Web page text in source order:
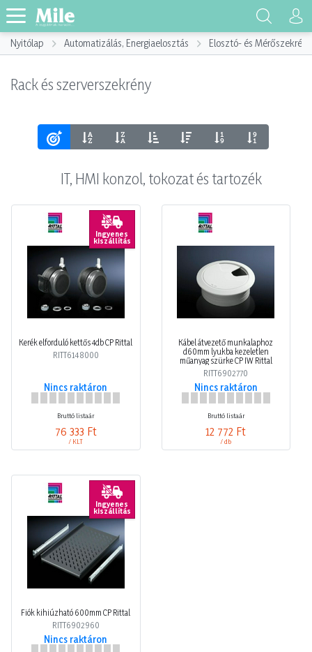
Nyitólap Automatizálás, Energiaelosztás Elosztó- és Mérőszekrény
Rack és szerverszekrény
IT, HMI konzol, tokozat és tartozék
Ingyenes
kiszállítás
Kerék elforduló kettős 4db CP Rittal
RITT6148000
Nincs raktáron
Bruttó listaár
76 333 Ft
/ KLT
Kábel átvezető munkalaphoz
d60mm lyukba kezeletlen
műanyag szürke CP IW Rittal
RITT6902770
Nincs raktáron
Bruttó listaár
12 772 Ft
/ db
Ingyenes
kiszállítás
Fiók kihiúzható 600mm CP Rittal
RITT6902960
Nincs raktáron